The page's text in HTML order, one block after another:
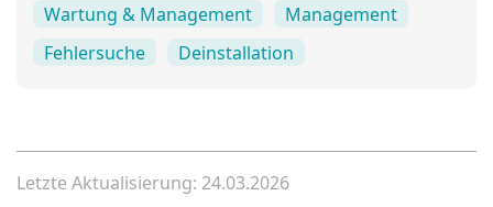
Wartung & Management
Management
Fehlersuche
Deinstallation
Letzte Aktualisierung: 24.03.2026